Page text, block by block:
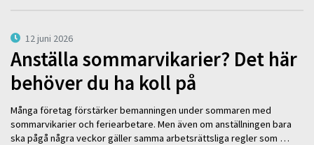
12 juni 2026
Anställa sommarvikarier? Det här
behöver du ha koll på
Många företag förstärker bemanningen under sommaren med
sommarvikarier och feriearbetare. Men även om anställningen bara
ska pågå några veckor gäller samma arbetsrättsliga regler som …